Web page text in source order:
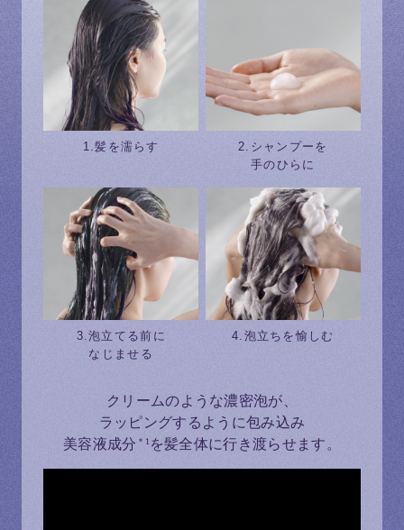
1.髪を濡らす
2.シャンプーを
手のひらに
3.泡立てる前に
なじませる
4.泡立ちを愉しむ
クリームのような濃密泡が、
ラッピングするように包み込み
美容液成分 ＊1を髪全体に行き渡らせます。